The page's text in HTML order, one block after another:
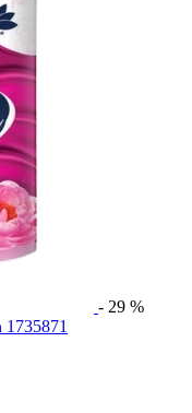
- 29 %